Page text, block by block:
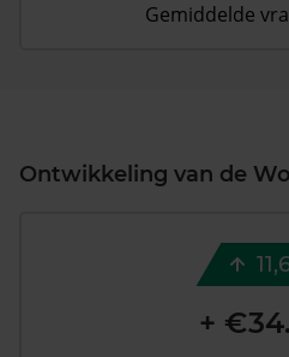
Gemiddelde
Ontwikkeling van de
+